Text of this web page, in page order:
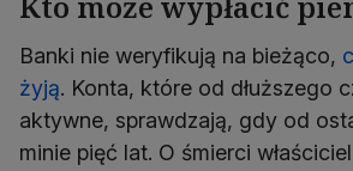
Banki nie weryfikują na bieżąco,
żyją. Konta, które od dłuższego
aktywne, sprawdzają, gdy od
minie pięć lat. O śmierci